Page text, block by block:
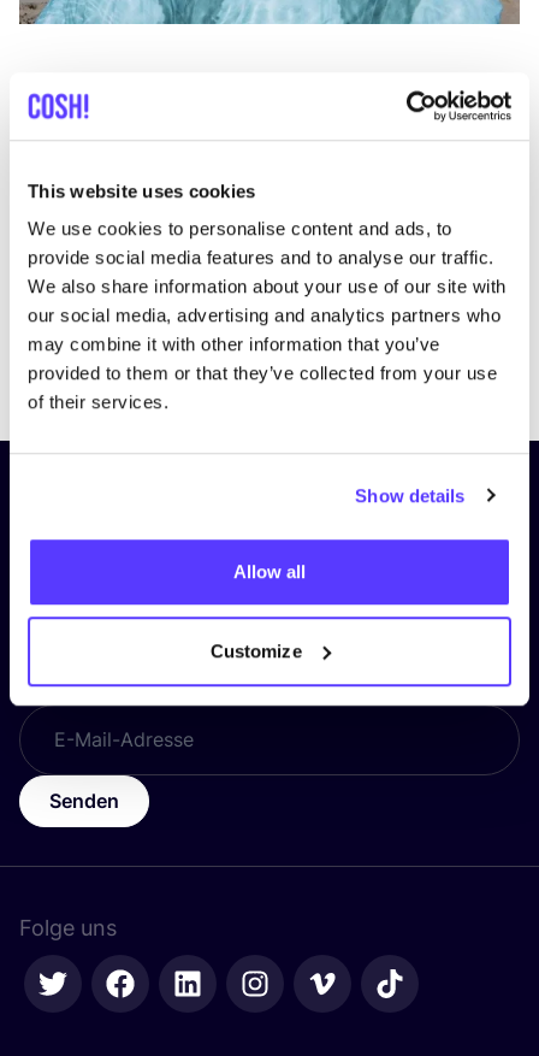
This website uses cookies
We use cookies to personalise content and ads, to
provide social media features and to analyse our traffic.
We also share information about your use of our site with
our social media, advertising and analytics partners who
may combine it with other information that you’ve
provided to them or that they’ve collected from your use
of their services.
Show details
Allow all
Customize
Abonniere unseren Newsletter
und bleibe auf dem Laufenden!
E-Mail-Adresse*
Senden
Folge uns